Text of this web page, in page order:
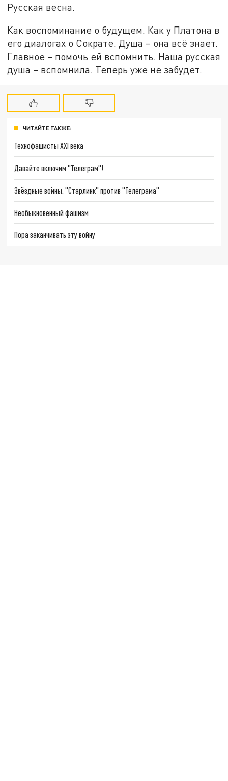
Русская весна.
Как воспоминание о будущем. Как у Платона в
его диалогах о Сократе. Душа – она всё знает.
Главное – помочь ей вспомнить. Наша русская
душа – вспомнила. Теперь уже не забудет.
ЧИТАЙТЕ ТАКЖЕ:
Технофашисты XXI века
Давайте включим "Телеграм"!
Звёздные войны. "Старлинк" против "Телеграма"
Необыкновенный фашизм
Пора заканчивать эту войну